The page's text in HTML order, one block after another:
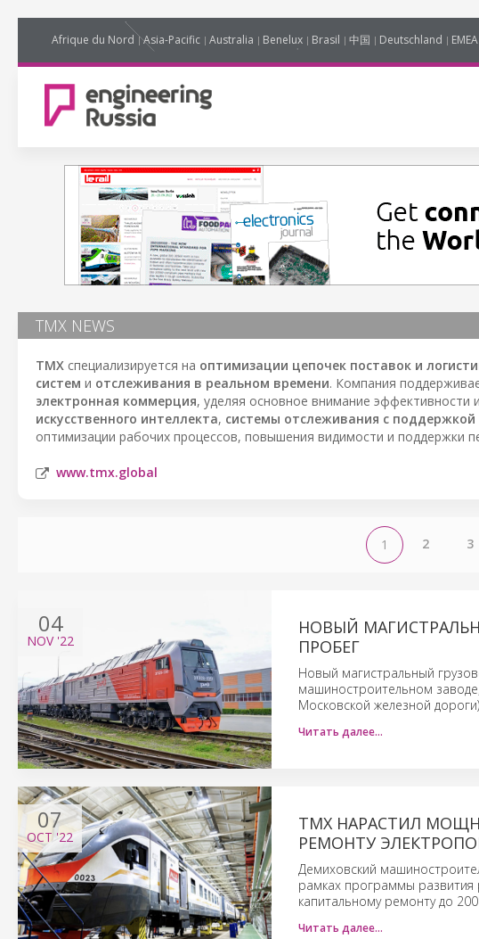
Afrique du Nord Asia-Pacific Australia Benelux Brasil 中国 Deutschland EMEA
TMX NEWS
TMX специализируется на оптимизации цепочек поставок и
систем и отслеживания в реальном времени. Компания
электронная коммерция, уделяя основное внимание эффективности
искусственного интеллекта, системы отслеживания с поддержкой
оптимизации рабочих процессов, повышения видимости и поддержки
www.tmx.global
1 2 3
04
NOV'22
НОВЫЙ
ПРОБЕГ
Новый магистральный
машиностроительном
Московской железной
Читать далее…
07
OCT'22
ТМХ НАРАСТИЛ
РЕМОНТУ
Демиховский
рамках программы
капитальному ремонту до
Читать далее…